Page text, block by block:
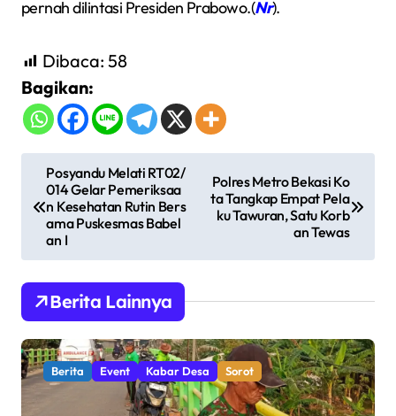
pernah dilintasi Presiden Prabowo.(Nr).
Dibaca: 58
Bagikan:
i
g
a
s
i
p
Posyandu Melati RT02/
014 Gelar Pemeriksaa
n Kesehatan Rutin Bers
ama Puskesmas Babel
an I
Polres Metro Bekasi Ko
ta Tangkap Empat Pela
ku Tawuran, Satu Korb
an Tewas
Berita Lainnya
Berita Event Kabar Desa Sorot